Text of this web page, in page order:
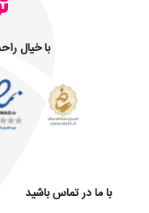
با خیال
با ما در تماس باشید